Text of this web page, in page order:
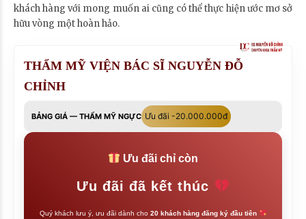
khách hàng với mong muốn ai cũng có thể thực hiện ước mơ sở
hữu vòng một hoàn hảo.
THẨM MỸ VIỆN BÁC SĨ NGUYỄN ĐỖ
CHỈNH
BẢNG GIÁ — THẨM MỸ NGỰC Ưu đãi -20.000.000đ
Ưu đãi chỉ còn
Ưu đãi đã kết thúc
Quý khách lưu ý, ưu đãi dành cho 20 khách hàng đăng ký đầu tiên